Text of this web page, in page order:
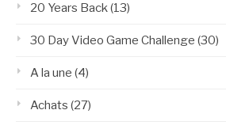
20 Years Back(13)
30 Day Video Game Challenge (30)
A la une (4)
Achats (27)